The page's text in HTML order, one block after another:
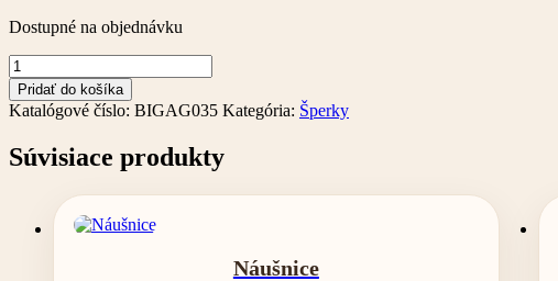
Dostupné na objednávku
množstvo
Prsteň
pozlátený
24-
zlatom
Pridať do košíka
Katalógové číslo: BIGAG035 Kategória: Šperky
Súvisiace produkty
Náušnice